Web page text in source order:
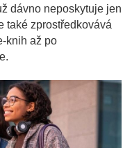
dávno neposkytuje jen
také zprostředkovává
knih až po